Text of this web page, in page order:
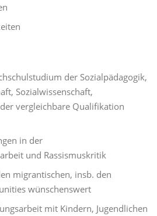
der Sozialpädagogik,
Sozialwissenschaft,
vergleichbare Qualifikation
in der
und Rassismuskritik
migrantischen, insb. den
wünschenswert
mit Kindern, Jugendlichen